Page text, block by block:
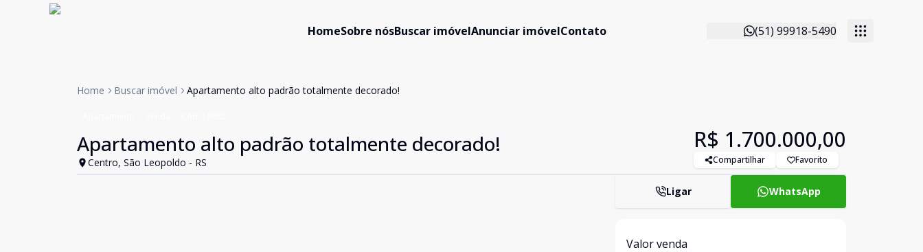
HomeSobre nósBuscar imóvelAnunciar imóvelContato (51) 99918-5490
Home Buscar imóvel Apartamento alto padrão totalmente decorado!
Apartamento alto padrão totalmente decorado!
Centro, São Leopoldo - RS
R$ 1.700.000,00
Compartilhar Favorito
Ligar WhatsApp
Valor venda